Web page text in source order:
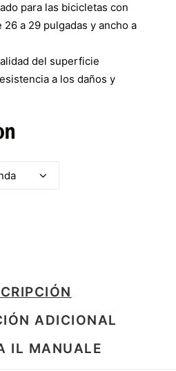
para las bicicletas con
a 29 pulgadas y ancho a
del superficie
a los daños y
ADICIONAL
IL MANUALE